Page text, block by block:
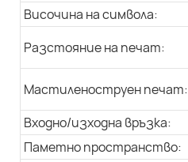
Височина на символа:
Разстояние на печат:
Мастиленоструен печат:
Входно/изходна връзка:
Паметно пространство: